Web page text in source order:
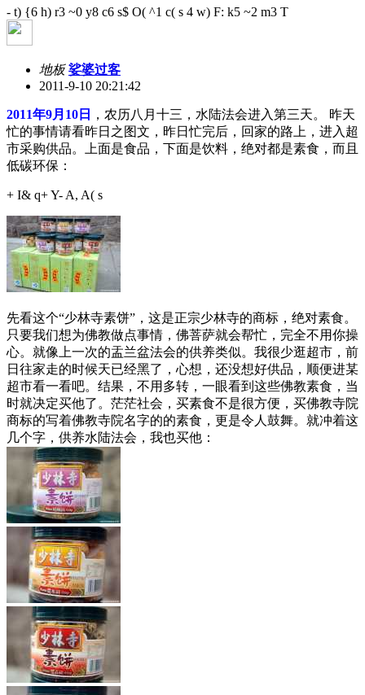
- t) {6 h) r3 ~0 y8 c6 s$ O( ^1 c( s 4 w) F: k5 ~2 m3 T
地板 娑婆过客
2011-9-10 20:21:42
2011年9月10日
，农历八月十三，水陆法会进入第三天。 昨天
忙的事情请看昨日之图文，昨日忙完后，回家的路上，进入超
市采购供品。上面是食品，下面是饮料，绝对都是素食，而且
低碳环保：
+ I& q+ Y- A, A( s
先看这个“少林寺素饼”，这是正宗少林寺的商标，绝对素食。
只要我们想为佛教做点事情，佛菩萨就会帮忙，完全不用你操
心。就像上一次的盂兰盆法会的供养类似。我很少逛超市，前
日往家走的时候天已经黑了，心想，还没想好供品，顺便进某
超市看一看吧。结果，不用多转，一眼看到这些佛教素食，当
时就决定买他了。茫茫社会，买素食不是很方便，买佛教寺院
商标的写着佛教寺院名字的的素食，更是令人鼓舞。就冲着这
几个字，供养水陆法会，我也买他：